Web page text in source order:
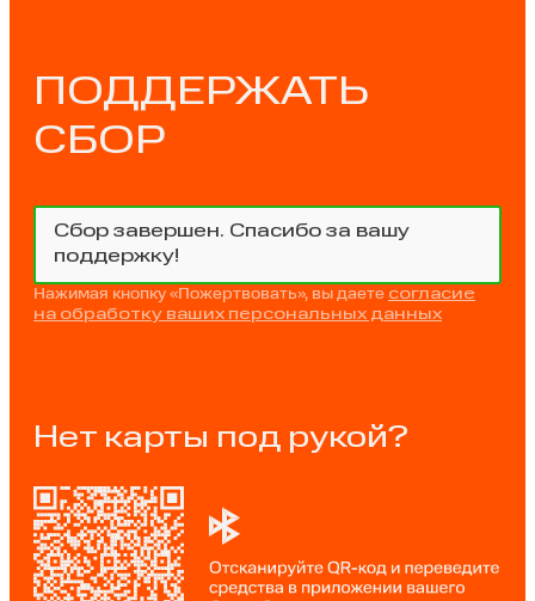
ПОДДЕРЖАТЬ
СБОР
Сбор завершен. Спасибо за вашу
поддержку!
Нажимая кнопку «Пожертвовать», вы даете согласие
на обработку ваших персональных данных
Нет карты под рукой?